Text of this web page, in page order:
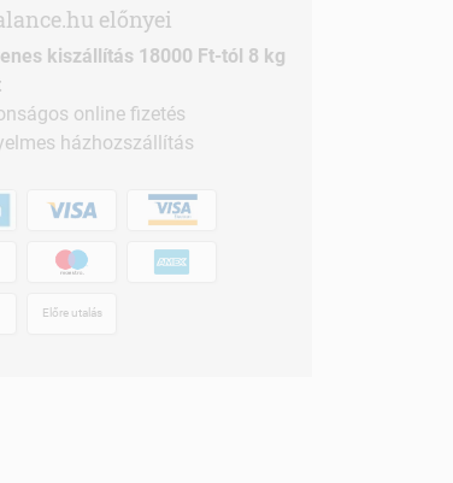
előnyei
kiszállítás 18000 Ft-tól 8 kg
online fizetés
házhozszállítás
Előre utalás